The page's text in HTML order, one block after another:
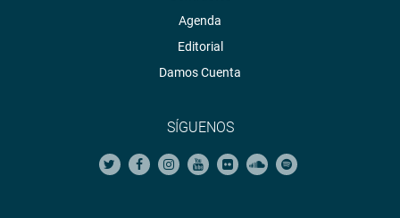
Agenda
Editorial
Damos Cuenta
SÍGUENOS